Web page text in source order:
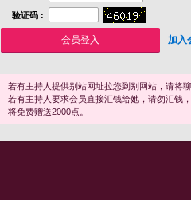
验证码 :
加入
若有主持人提供别站网址拉您到别网站，请将
若有主持人要求会员直接汇钱给她，请勿汇钱
将免费赠送2000点。